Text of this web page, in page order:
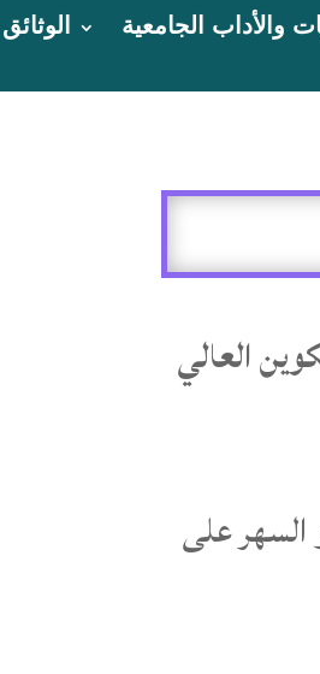
والأداب الجامعية الوثائق
العالي
السهر على